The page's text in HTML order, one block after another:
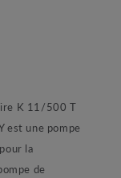
K 11/500 T
est une pompe
la
de